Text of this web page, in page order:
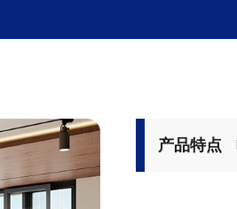
产品特点